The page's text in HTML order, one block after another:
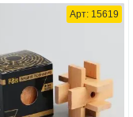
Арт: 15619